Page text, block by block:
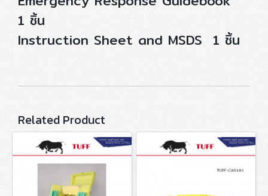
1 ชิ้น
Instruction Sheet and MSDS 1 ชิ้น
Related Product